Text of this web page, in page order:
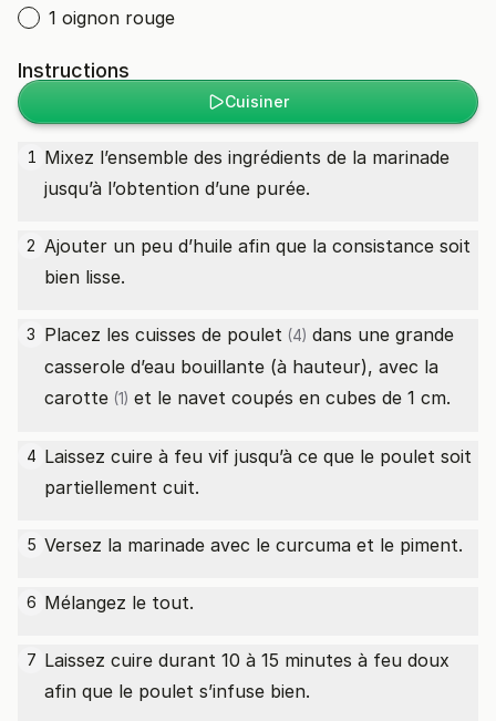
1 oignon rouge
Instructions
Cuisiner
1 Mixez l’ensemble des ingrédients de la marinade
jusqu’à l’obtention d’une purée.
2 Ajouter un peu d’huile afin que la consistance soit
bien lisse.
3 Placez les cuisses de poulet (4) dans une grande
casserole d’eau bouillante (à hauteur), avec la
carotte (1) et le navet coupés en cubes de 1 cm.
4 Laissez cuire à feu vif jusqu’à ce que le poulet soit
partiellement cuit.
5 Versez la marinade avec le curcuma et le piment.
6 Mélangez le tout.
7 Laissez cuire durant 10 à 15 minutes à feu doux
afin que le poulet s’infuse bien.